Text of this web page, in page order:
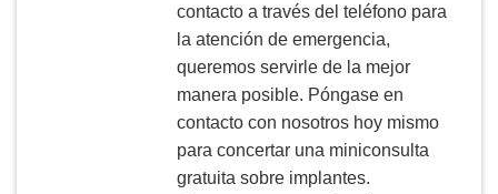
contacto a través del teléfono para
la atención de emergencia,
queremos servirle de la mejor
manera posible. Póngase en
contacto con nosotros hoy mismo
para concertar una miniconsulta
gratuita sobre implantes.